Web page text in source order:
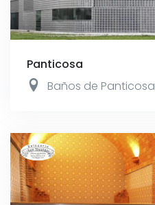
Panticosa
Baños de Panticosa